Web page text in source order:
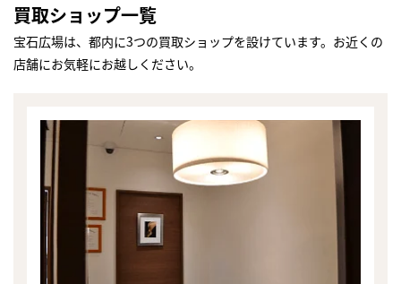
買取ショップ一覧
宝石広場は、都内に3つの買取ショップを設けています。お近くの
店舗にお気軽にお越しください。